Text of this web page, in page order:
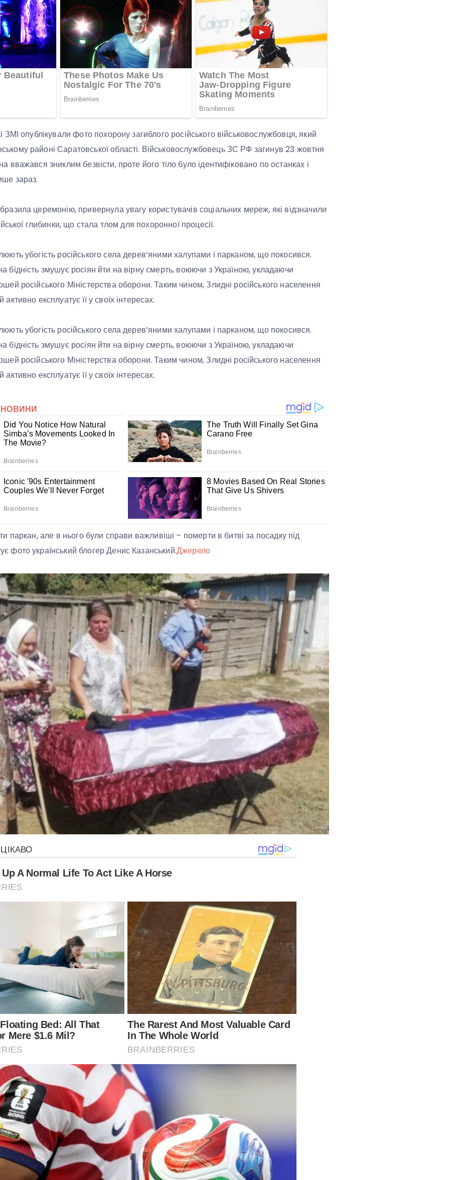
ЗМІ опублікували фото похорону загиблого російського військовослужбовця, який
районі Саратовської області. Військовослужбовець ЗС РФ загинув 23 жовтня
вважався зниклим безвісти, проте його тіло було ідентифіковано по останках і
зараз.
церемонію, привернула увагу користувачів соціальних мереж, які відзначили
глибинки, що стала тлом для похоронної процесії.
убогість російського села дерев’яними халупами і парканом, що покосився.
бідність змушує росіян йти на вірну смерть, воюючи з Україною, укладаючи
російського Міністерства оборони. Таким чином, Злидні російського населення
експлуатує її у своїх інтересах.
убогість російського села дерев’яними халупами і парканом, що покосився.
бідність змушує росіян йти на вірну смерть, воюючи з Україною, укладаючи
російського Міністерства оборони. Таким чином, Злидні російського населення
експлуатує її у своїх інтересах.
паркан, але в нього були справи важливіші – померти в битві за посадку під
фото український блогер Денис Казанський.Джерело